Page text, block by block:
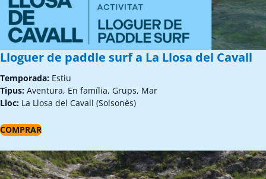
Lloguer de paddle surf a La Llosa del Cavall
Temporada: Estiu
Tipus: Aventura, En família, Grups, Mar
Lloc: La Llosa del Cavall (Solsonès)
COMPRAR